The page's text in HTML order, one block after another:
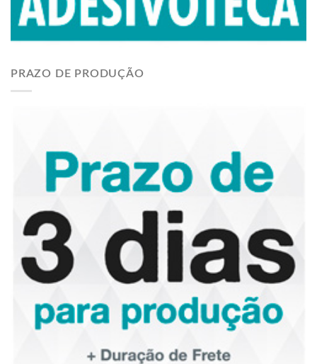
PRAZO DE PRODUÇÃO